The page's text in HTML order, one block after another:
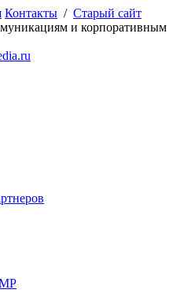
Контакты / Старый сайт
и корпоративным